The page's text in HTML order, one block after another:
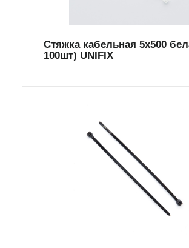
Стяжка кабельная 5х500
100шт) UNIFIX